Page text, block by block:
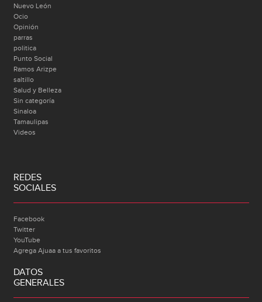
Nuevo León
Ocio
Opinión
parras
politica
Punto Social
Ramos Arizpe
saltillo
Salud y Belleza
Sin categoría
Sinaloa
Tamaulipas
Videos
REDES
SOCIALES
Facebook
Twitter
YouTube
Agrega Ajuaa a tus favoritos
DATOS
GENERALES